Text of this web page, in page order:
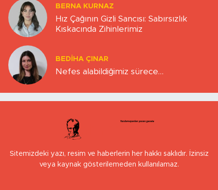
BERNA KURNAZ
Hız Çağının Gizli Sancısı: Sabırsızlık
Kıskacında Zihinlerimiz
BEDIHA ÇINAR
Nefes alabildiğimiz sürece…
Sitemizdeki yazı, resim ve haberlerin her hakkı saklıdır. İzinsiz
veya kaynak gösterilemeden kullanılamaz.